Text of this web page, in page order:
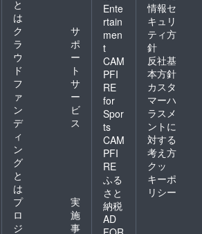
と
は
ク
ラ
ウ
ド
フ
ァ
ン
デ
ィ
ン
グ
と
は
サ
ポ
ー
ト
サ
ー
ビ
ス
プ
ロ
ジ
実
施
事
Ente
rtain
men
t
CAM
PFI
RE
for
Spor
ts
CAM
PFI
RE
ふる
さと
納税
AD
情報セ
キュリ
ティ方
針
反社基
本方針
カスタ
マーハ
ラスメ
ントに
対する
考え方
クッ
キーポ
リシー